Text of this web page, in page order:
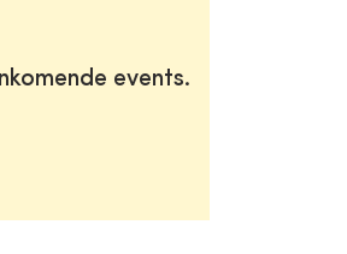
events.